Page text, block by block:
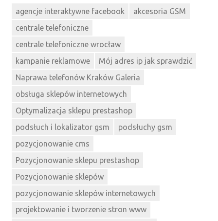
agencje interaktywne facebook
akcesoria GSM
centrale telefoniczne
centrale telefoniczne wrocław
kampanie reklamowe
Mój adres ip jak sprawdzić
Naprawa telefonów Kraków Galeria
obsługa sklepów internetowych
Optymalizacja sklepu prestashop
podsłuch i lokalizator gsm
podsłuchy gsm
pozycjonowanie cms
Pozycjonowanie sklepu prestashop
Pozycjonowanie sklepów
pozycjonowanie sklepów internetowych
projektowanie i tworzenie stron www